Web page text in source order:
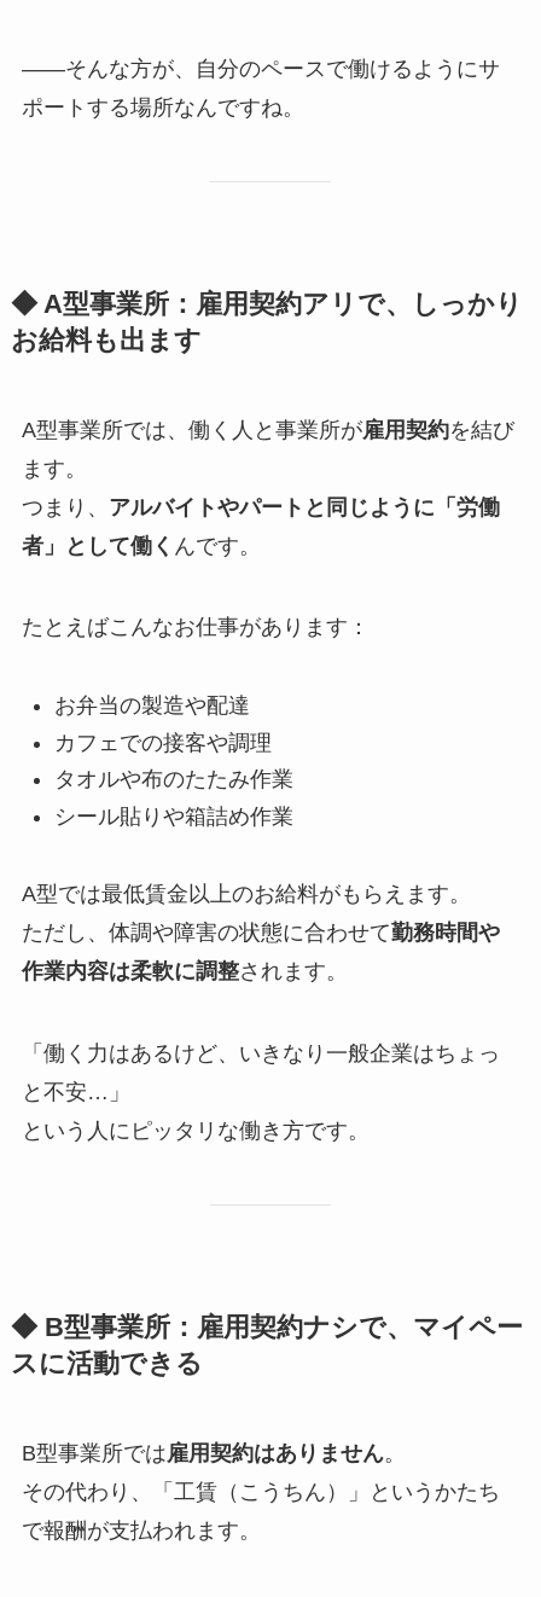
――そんな方が、自分のペースで働けるようにサ
ポートする場所なんですね。
◆ A型事業所：雇用契約アリで、しっかり
お給料も出ます
A型事業所では、働く人と事業所が雇用契約を結び
ます。
つまり、 アルバイトやパートと同じように「労働
者」として働く んです。
たとえばこんなお仕事があります：
お弁当の製造や配達
カフェでの接客や調理
タオルや布のたたみ作業
シール貼りや箱詰め作業
A型では最低賃金以上のお給料がもらえます。
ただし、体調や障害の状態に合わせて勤務時間や
作業内容は柔軟に調整されます。
「働く力はあるけど、いきなり一般企業はちょっ
と不安…」
という人にピッタリな働き方です。
◆ B型事業所：雇用契約ナシで、マイペー
スに活動できる
B型事業所では雇用契約はありません。
その代わり、「工賃（こうちん）」というかたち
で報酬が支払われます。